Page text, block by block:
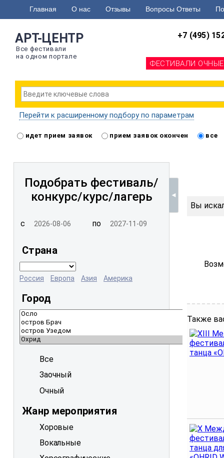
Главная О нас Отзывы Вопросы Ответы
АРТ-ЦЕНТР
Все фестивали
на одном портале
+7 (495)
ФЕСТИВАЛИ ОЧНЫЕ
Перейти к расширенному подбору по параметрам
идет прием заявок прием заявок окончен все
Подобрать фестиваль/
конкурс/курс/лагерь
с по
Страна
Россия Европа Азия Америка
Город
Все
Заочный
Очный
Жанр мероприятия
Хоровые
Вокальные
Вы
Также